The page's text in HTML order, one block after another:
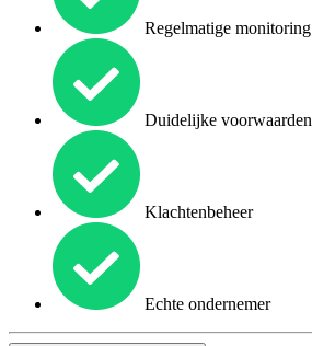
Regelmatige monitoring
Duidelijke voorwaarden
Klachtenbeheer
Echte ondernemer